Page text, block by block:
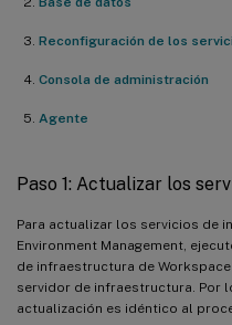
Reconfiguración de los
Consola de administración
Agente
Paso 1: Actualizar los
Para actualizar los servicios de
Environment Management,
de infraestructura de
servidor de infraestructura. Por
actualización es idéntico al